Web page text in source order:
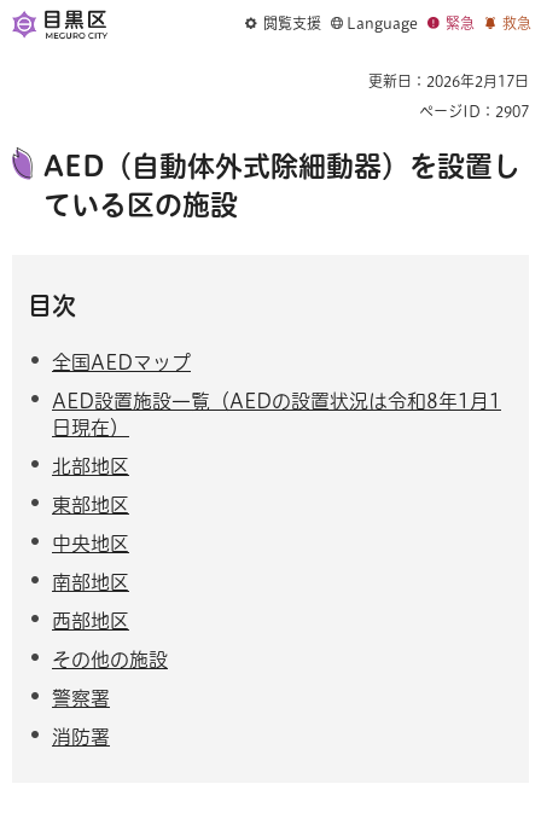
閲覧支援 Language 緊急 救急
更新日：2026年2月17日
ページID：2907
AED（自動体外式除細動器）を設置し
ている区の施設
目次
全国AEDマップ
AED設置施設一覧（AEDの設置状況は令和8年1月1
日現在）
北部地区
東部地区
中央地区
南部地区
西部地区
その他の施設
警察署
消防署